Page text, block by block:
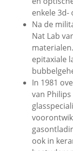
enkele 3d-
Na de
Nat Lab
epitaxiale
In 1981
van
ook in